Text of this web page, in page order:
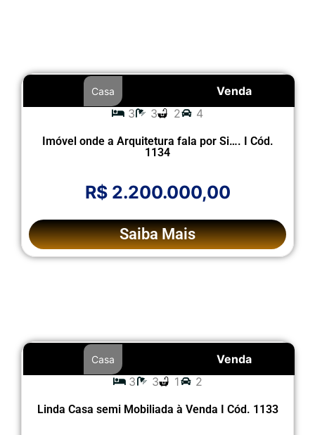
Venda
Casa
3 3 2 4
Imóvel onde a Arquitetura fala por Si…. I Cód.
1134
R$ 2.200.000,00
Saiba Mais
Venda
Casa
3 3 1 2
Linda Casa semi Mobiliada à Venda I Cód. 1133